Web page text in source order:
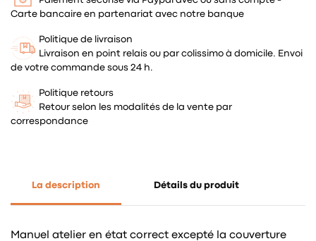
Carte bancaire en partenariat avec notre banque
Politique de livraison
Livraison en point relais ou par colissimo à domicile. Envoi
de votre commande sous 24 h.
Politique retours
Retour selon les modalités de la vente par
correspondance
La description Détails du produit
Manuel atelier en état correct excepté la couverture